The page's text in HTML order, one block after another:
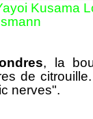
Kusama
, la
de
nerves".